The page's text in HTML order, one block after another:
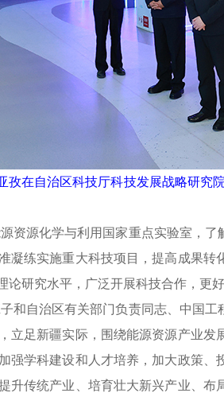
孜在自治区科技厅科技发展战略研
资源化学与利用国家重点实验室，
凝练实施重大科技项目，提高成果
研究水平，广泛开展科技合作，更
和自治区有关部门负责同志、中国
立足新疆实际，围绕能源资源产业
强学科建设和人才培养，加大政策
传统产业、培育壮大新兴产业、